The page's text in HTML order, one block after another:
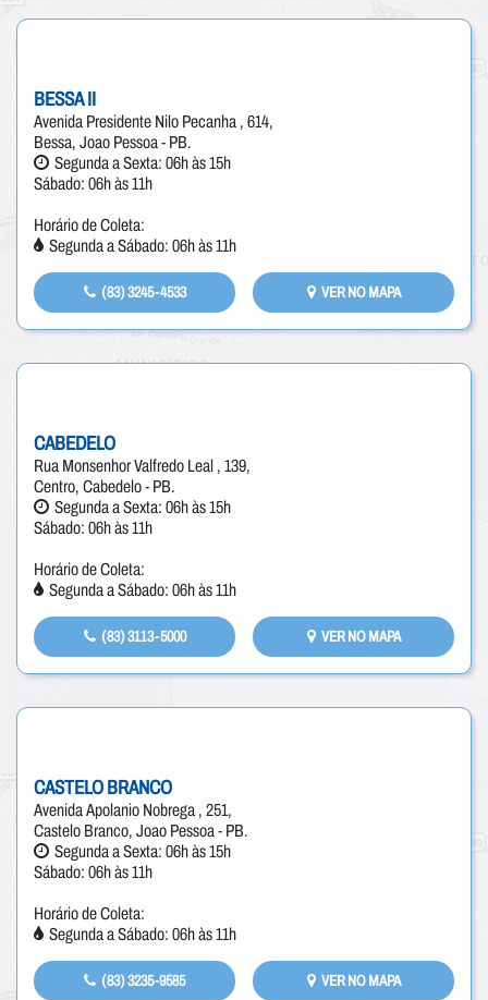
BESSA II
Avenida Presidente Nilo Pecanha , 614,
Bessa, Joao Pessoa - PB.
Segunda a Sexta: 06h às 15h
Sábado: 06h às 11h
Horário de Coleta:
Segunda a Sábado: 06h às 11h
(83) 3245-4533 VER NO MAPA
CABEDELO
Rua Monsenhor Valfredo Leal , 139,
Centro, Cabedelo - PB.
Segunda a Sexta: 06h às 15h
Sábado: 06h às 11h
Horário de Coleta:
Segunda a Sábado: 06h às 11h
(83) 3113-5000 VER NO MAPA
CASTELO BRANCO
Avenida Apolanio Nobrega , 251,
Castelo Branco, Joao Pessoa - PB.
Segunda a Sexta: 06h às 15h
Sábado: 06h às 11h
Horário de Coleta:
Segunda a Sábado: 06h às 11h
(83) 3235-9585 VER NO MAPA